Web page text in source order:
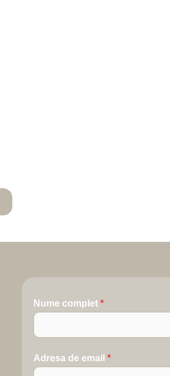
Nume complet *
Adresa de email *